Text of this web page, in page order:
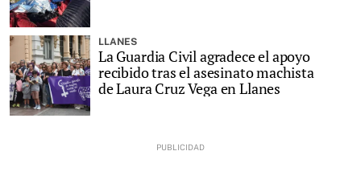
LLANES
La Guardia Civil agradece el apoyo
recibido tras el asesinato machista
de Laura Cruz Vega en Llanes